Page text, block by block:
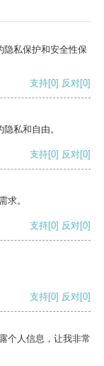
隐私保护和安全性保
支持[0] 反对[0]
私和自由。
支持[0] 反对[0]
求。
支持[0] 反对[0]
支持[0] 反对[0]
个人信息，让我非常